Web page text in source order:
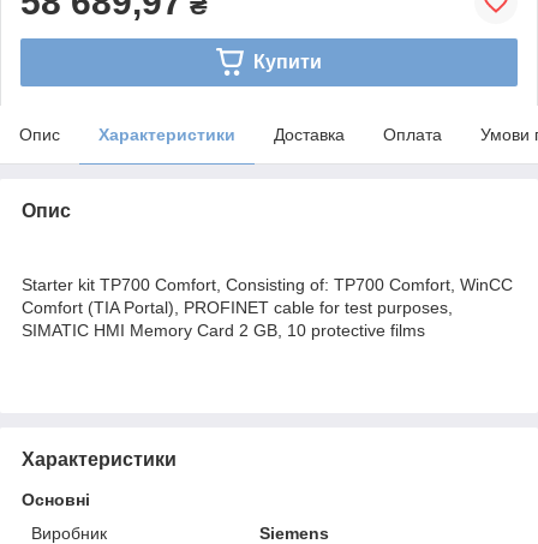
Купити
Опис Характеристики Доставка Оплата Умови
Опис
Starter kit TP700 Comfort, Consisting of: TP700 Comfort, WinCC
Comfort (TIA Portal), PROFINET cable for test purposes,
SIMATIC HMI Memory Card 2 GB, 10 protective films
Характеристики
Основні
Виробник
Siemens